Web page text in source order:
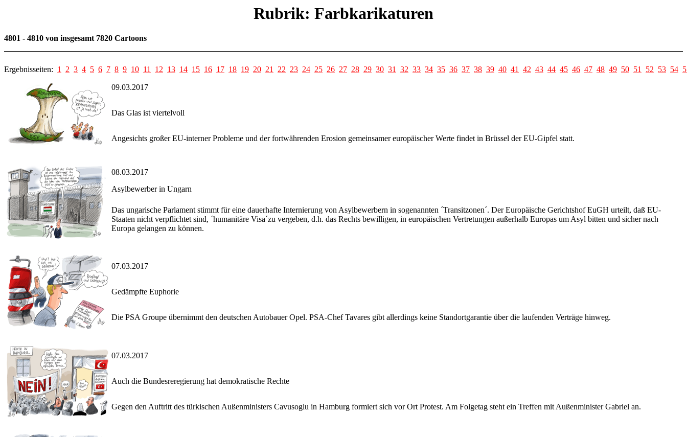
Rubrik: Farbkarikaturen
4801 - 4810 von insgesamt 7820 Cartoons
Ergebnisseiten: 1 2 3 4 5 6 7 8 9 10 11 12 13 14 15 16 17 18 19 20 21 22 23 24 25 26 27 28 29 30 31 32 33 34 35 36 37 38 39 40 41 42 43 44 45 46 47 48 49 50 51 52 53 54
09.03.2017
Das Glas ist viertelvoll
Angesichts großer EU-interner Probleme und der fortwährenden Erosion gemeinsamer europäischer Werte findet in Brüssel der EU-Gipfel statt.
08.03.2017
Asylbewerber in Ungarn
Das ungarische Parlament stimmt für eine dauerhafte Internierung von Asylbewerbern in sogenannten ´Transitzonen´. Der Europäische Gerichtshof EuGH urteilt, daß EU-
Staaten nicht verpflichtet sind, ´humanitäre Visa´zu vergeben, d.h. das Rechts bewilligen, in europäischen Vertretungen außerhalb Europas um Asyl bitten und sicher nach
Europa gelangen zu können.
07.03.2017
Gedämpfte Euphorie
Die PSA Groupe übernimmt den deutschen Autobauer Opel. PSA-Chef Tavares gibt allerdings keine Standortgarantie über die laufenden Verträge hinweg.
07.03.2017
Auch die Bundesreregierung hat demokratische Rechte
Gegen den Auftritt des türkischen Außenministers Cavusoglu in Hamburg formiert sich vor Ort Protest. Am Folgetag steht ein Treffen mit Außenminister Gabriel an.